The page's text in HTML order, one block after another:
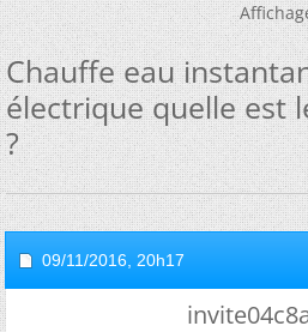
Chauffe eau
électrique quelle est
?
09/11/2016, 20h17